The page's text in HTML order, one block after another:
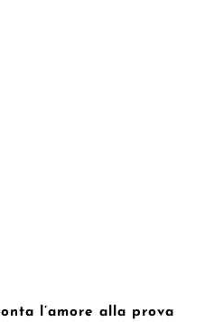
l’amore alla prova